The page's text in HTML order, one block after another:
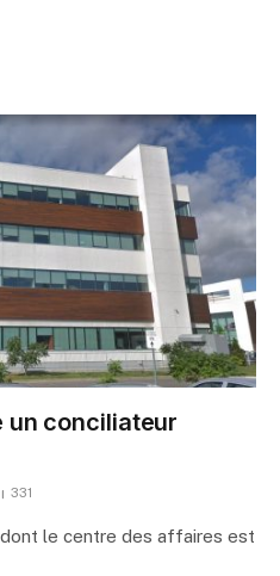
un conciliateur
331
dont le centre des affaires est